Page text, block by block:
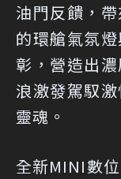
油門反饋，
的環艙氣氛
彰，營造出
浪激發駕馭
靈魂。
全新MINI數